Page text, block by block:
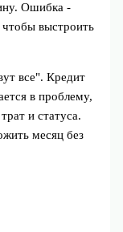
Ошибка -
выстроить
все". Кредит
в проблему,
и статуса.
месяц без